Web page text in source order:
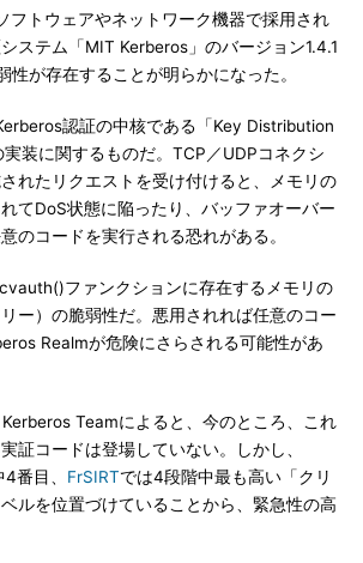
フトウェアやネットワーク機器で採用され
ステム「MIT Kerberos」のバージョン1.4.1
性が存在することが明らかになった。
認証の中核である「Key Distribution
装に関するものだ。TCP／UDPコネクシ
れたリクエストを受け付けると、メモリの
てDoS状態に陥ったり、バッファオーバー
のコードを実行される恐れがある。
ファンクションに存在するメモリの
ー）の脆弱性だ。悪用されれば任意のコー
Realmが危険にさらされる可能性があ
Teamによると、今のところ、これ
証コードは登場していない。しかし、
番目、 FrSIRTでは4段階中最も高い「クリ
ルを位置づけていることから、緊急性の高